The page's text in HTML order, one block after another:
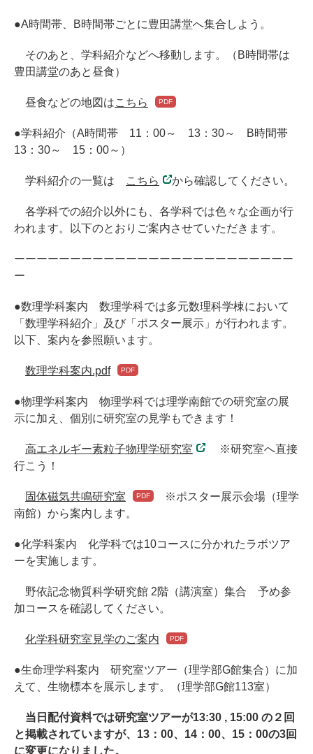
●A時間帯、B時間帯ごとに豊田講堂へ集合しよう。
そのあと、学科紹介などへ移動します。（B時間帯は
豊田講堂のあと昼食）
昼食などの地図はこちら
●学科紹介（A時間帯 11：00～ 13：30～ B時間帯
13：30～ 15：00～）
学科紹介の一覧は こちら から確認してください。
各学科での紹介以外にも、各学科では色々な企画が行
われます。以下のとおりご案内させていただきます。
ーーーーーーーーーーーーーーーーーーーーーーーーー
ー
●数理学科案内 数理学科では多元数理科学棟において
「数理学科紹介」及び「ポスター展示」が行われます。
以下、案内を参照願います。
数理学科案内.pdf
●物理学科案内 物理学科では理学南館での研究室の展
示に加え、個別に研究室の見学もできます！
高エネルギー素粒子物理学研究室
※研究室へ直接
行こう！
固体磁気共鳴研究室
※ポスター展示会場（理学
南館）から案内します。
●化学科案内 化学科では10コースに分かれたラボツア
ーを実施します。
野依記念物質科学研究館 2階（講演室）集合 予め参
加コースを確認してください。
化学科研究室見学のご案内
●生命理学科案内 研究室ツアー（理学部G館集合）に加
えて、生物標本を展示します。（理学部G館113室）
当日配付資料では研究室ツアーが13:30 , 15:00 の２回
と掲載されていますが、13：00、14：00、15：00の3回
に変更になりました。